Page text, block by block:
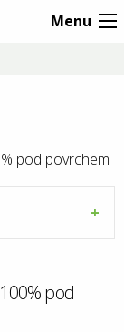
Menu
pod povrchem
pod